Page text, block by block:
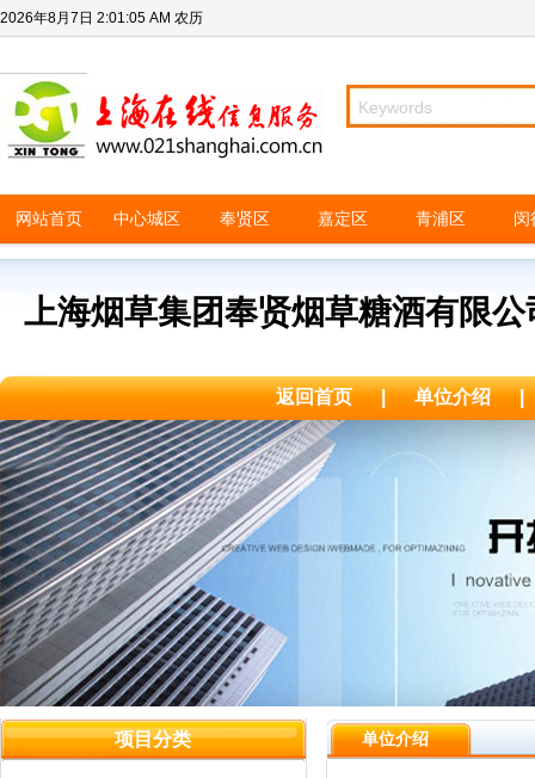
2026年8月7日 2:01:05 AM 农历
网站首页 中心城区 奉贤区 嘉定区 青浦区 闵
上海烟草集团奉贤烟草糖酒有限公
返回首页 | 单位介绍 |
项目分类 单位介绍